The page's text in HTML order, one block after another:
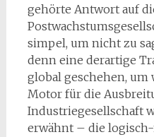
gehörte Antwort auf
simpel, um nicht zu
denn eine derartige
global geschehen, um
Motor für die
Industriegesellschaft
erwähnt – die